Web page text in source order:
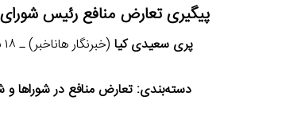
پیگیری تعارض منافع رئیس
پری سعیدی کیا (خبرنگار هاناخبر) ـ ۱۸ بهمن ۹۹
دسته‌بندی: تعارض منافع در شوراها و